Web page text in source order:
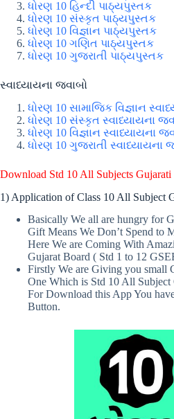
ધોરણ 10 હિન્દી પાઠ્યપુસ્તક
ધોરણ 10 સંસ્કૃત પાઠ્યપુસ્તક
ધોરણ 10 વિજ્ઞાન પાઠ્યપુસ્તક
ધોરણ 10 ગણિત પાઠ્યપુસ્તક
ધોરણ 10 ગુજરાતી પાઠ્યપુસ્તક
સ્વાધ્યાયના જવાબો
ધોરણ 10 સામાજિક વિજ્ઞાન
ધોરણ 10 સંસ્કૃત સ્વાધ્યાયના
ધોરણ 10 વિજ્ઞાન સ્વાધ્યાયના
ધોરણ 10 ગુજરાતી સ્વાધ્યાયના
Download Std 10 All Subjects
1) Application of Class 10 All Subject
Basically We all are hungry for
Gift Means We Don’t Spend to
Here We are Coming With
Gujarat Board ( Std 1 to 12
Firstly We are Giving you small
One Which is Std 10 All
For Download this App You
Button.